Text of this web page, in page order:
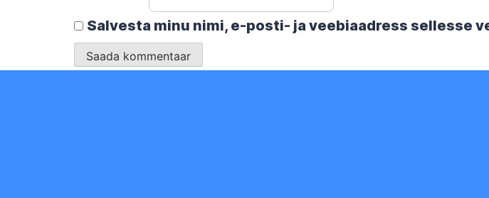
Salvesta minu nimi, e-posti- ja veebiaadress sellesse